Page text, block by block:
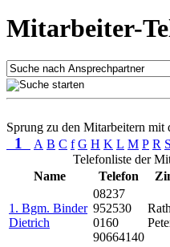
Mitarbeiter-
Sprung zu den Mitarbeitern mit
1 A B C f G H K L M P R S
Telefonliste der
Name
Telefon
1. Bgm. Binder
Dietrich
08237
952530
0160
90664140